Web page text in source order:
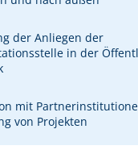
der Anliegen der
in der
mit
von Projekten